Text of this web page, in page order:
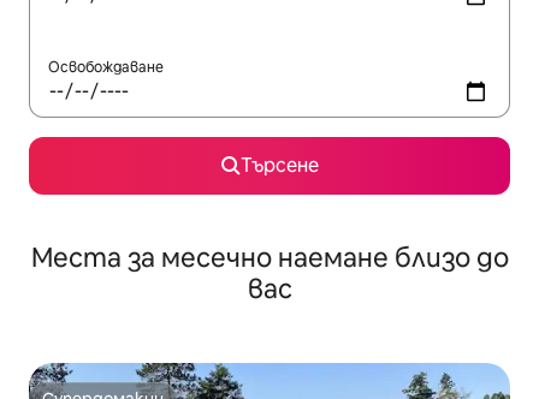
Освобождаване
Търсене
Места за месечно наемане близо до
вас